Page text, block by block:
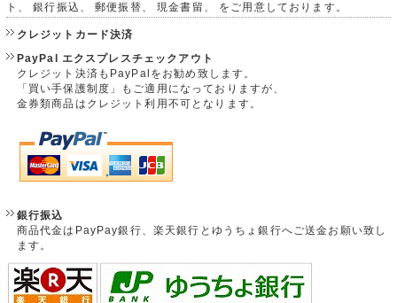
ト、 銀行振込、 郵便振替、 現金書留、 をご用意しております。
クレジットカード決済
PayPal エクスプレスチェックアウト
クレジット決済もPayPalをお勧め致します。
「買い手保護制度」もご適用になっておりますが、
金券類商品はクレジット利用不可となります。
銀行振込
商品代金はPayPay銀行、楽天銀行とゆうちょ銀行へご送金お願い致し
ます。